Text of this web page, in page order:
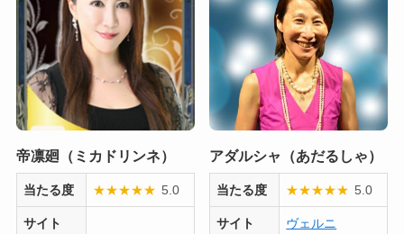
帝凛廻（ミカドリンネ）
当たる度 ★★★★★ 5.0
サイト
アダルシャ（あだるしゃ）
当たる度 ★★★★★ 5.0
サイト ヴェルニ